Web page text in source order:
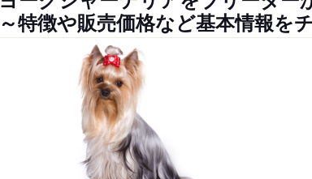
～特徴や販売価格など基本情報を